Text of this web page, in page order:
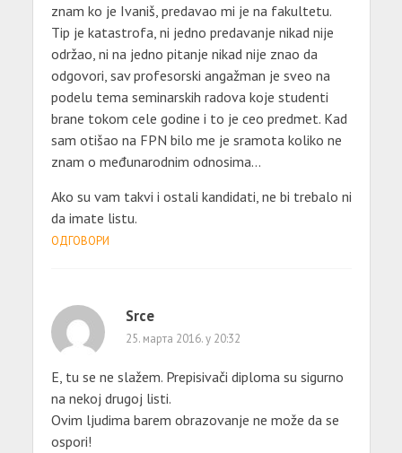
znam ko je Ivaniš, predavao mi je na fakultetu.
Tip je katastrofa, ni jedno predavanje nikad nije
održao, ni na jedno pitanje nikad nije znao da
odgovori, sav profesorski angažman je sveo na
podelu tema seminarskih radova koje studenti
brane tokom cele godine i to je ceo predmet. Kad
sam otišao na FPN bilo me je sramota koliko ne
znam o međunarodnim odnosima…
Ako su vam takvi i ostali kandidati, ne bi trebalo ni
da imate listu.
ОДГОВОРИ
Srce
25. марта 2016. у 20:32
E, tu se ne slažem. Prepisivači diploma su sigurno
na nekoj drugoj listi.
Ovim ljudima barem obrazovanje ne može da se
ospori!